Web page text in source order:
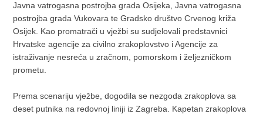
Javna vatrogasna postrojba grada Osijeka, Javna vatrogasna
postrojba grada Vukovara te Gradsko društvo Crvenog križa
Osijek. Kao promatrači u vježbi su sudjelovali predstavnici
Hrvatske agencije za civilno zrakoplovstvo i Agencije za
istraživanje nesreća u zračnom, pomorskom i željezničkom
prometu.
Prema scenariju vježbe, dogodila se nezgoda zrakoplova sa
deset putnika na redovnoj liniji iz Zagreba. Kapetan zrakoplova